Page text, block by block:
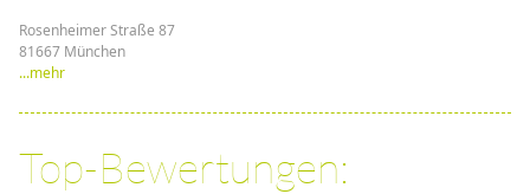
Rosenheimer Straße 87
81667 München
...mehr
Top-Bewertungen: